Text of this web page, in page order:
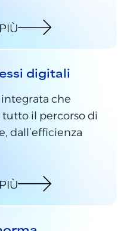
digitali
che
il percorso di
dall’efficienza